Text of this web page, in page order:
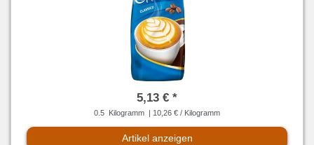
5,13 € *
0.5 Kilogramm | 10,26 € / Kilogramm
Artikel anzeigen